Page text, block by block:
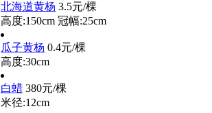
北海道黄杨 3.5元/棵
高度:150cm 冠幅:25cm
瓜子黄杨 0.4元/棵
高度:30cm
白蜡 380元/棵
米径:12cm